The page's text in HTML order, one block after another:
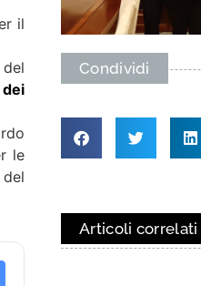
il
le
Condividi
Articoli correlati